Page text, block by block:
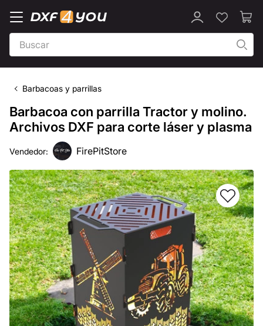
Barbacoas y parrillas
Barbacoa con parrilla Tractor y molino.
Archivos DXF para corte láser y plasma
Vendedor: FirePitStore